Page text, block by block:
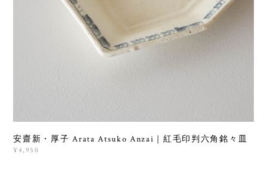
安齋新・厚子 Arata Atsuko Anzai｜紅毛印判六角銘々皿
¥4,950